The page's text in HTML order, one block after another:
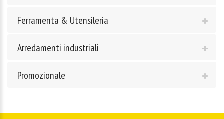
Ferramenta & Utensileria
Arredamenti industriali
Promozionale